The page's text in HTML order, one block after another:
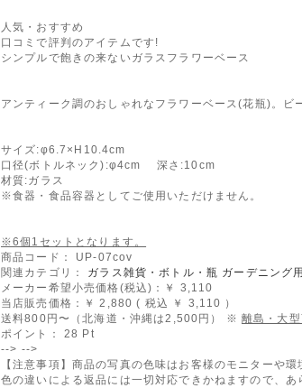
人気・おすすめ
口コミで評判のアイテムです!
シンプルで飽きの来ないガラスフラワーベース
アンティーク調のおしゃれなフラワーベース(花瓶)。ビ
サイズ:φ6.7×H10.4cm
口径(ボトルネック):φ4cm 深さ:10cm
材質:ガラス
※食器・食品容器としてご使用いただけません。
※6個1セットとなります。
商品コード： UP-07cov
関連カテゴリ： ガラス雑貨・ボトル・瓶 ガーデニング
メーカー希望小売価格(税込)：￥ 3,110
当店販売価格：
￥ 2,880( 税込 ￥ 3,110 ）
送料800円〜（北海道・沖縄は2,500円） ※離島・大
ポイント： 28 Pt
--> -->
【注意事項】商品の写真の色味はお客様のモニターや環
色の違いによる返品には一切対応できかねますので、あ